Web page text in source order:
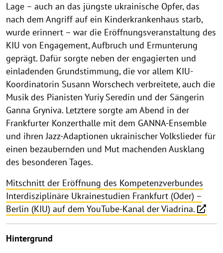
n
K
U
Lage – auch an das jüngste ukrainische Opfer, das
nach dem Angriff auf ein Kinderkrankenhaus starb,
wurde erinnert – war die Eröffnungsveranstaltung des
KIU von Engagement, Aufbruch und Ermunterung
geprägt. Dafür sorgte neben der engagierten und
einladenden Grundstimmung, die vor allem KIU-
Koordinatorin Susann Worschech verbreitete, auch die
Musik des Pianisten Yuriy Seredin und der Sängerin
Ganna Gryniva. Letztere sorgte am Abend in der
Frankfurter Konzerthalle mit dem GANNA-Ensemble
und ihren Jazz-Adaptionen ukrainischer Volkslieder für
einen bezaubernden und Mut machenden Ausklang
des besonderen Tages.
Mitschnitt der Eröffnung des Kompetenzverbundes
Interdisziplinäre Ukrainestudien Frankfurt (Oder) –
Berlin (KIU) auf dem YouTube-Kanal der Viadrina.
Hintergrund